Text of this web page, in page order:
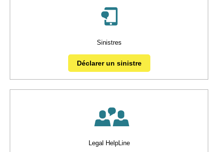
Sinistres
Déclarer un sinistre
Legal HelpLine